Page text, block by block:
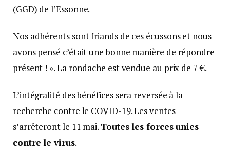
(GGD) de l’Essonne.
Nos adhérents sont friands de ces écussons et nous
avons pensé c’était une bonne manière de répondre
présent ! ». La rondache est vendue au prix de 7 €.
L’intégralité des bénéfices sera reversée à la
recherche contre le COVID-19. Les ventes
s’arrêteront le 11 mai. Toutes les forces unies
contre le virus.